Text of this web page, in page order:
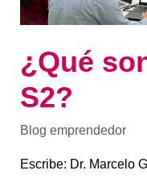
¿Qué
S2?
Blog emprendedor
Escribe: Dr. Marcelo